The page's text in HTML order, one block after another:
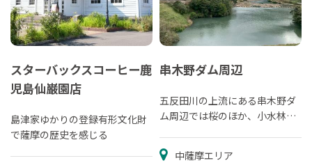
スターバックスコーヒー鹿
児島仙巌園店
島津家ゆかりの登録有形文化財
で薩摩の歴史を感じる
串木野ダム周辺
五反田川の上流にある串木野ダ
ム周辺では桜のほか、小水林間
あり老若男女楽しめます。
中薩摩エリア